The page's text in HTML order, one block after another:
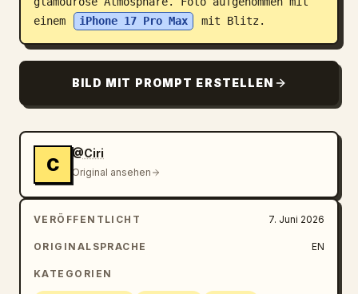
einem
iPhone 17 Pro Max mit Blitz.
BILD MIT PROMPT ERSTELLEN
C
@Ciri
Original ansehen
VERÖFFENTLICHT 7. Juni 2026
ORIGINALSPRACHE EN
KATEGORIEN